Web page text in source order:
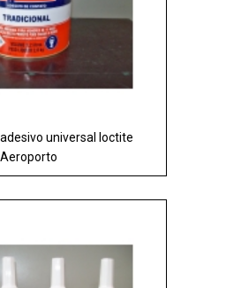
universal loctite
Aeroporto